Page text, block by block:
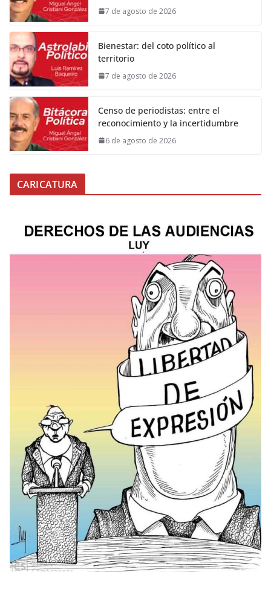
7 de agosto de 2026
Bienestar: del coto político al
territorio
7 de agosto de 2026
Censo de periodistas: entre el
reconocimiento y la incertidumbre
6 de agosto de 2026
CARICATURA